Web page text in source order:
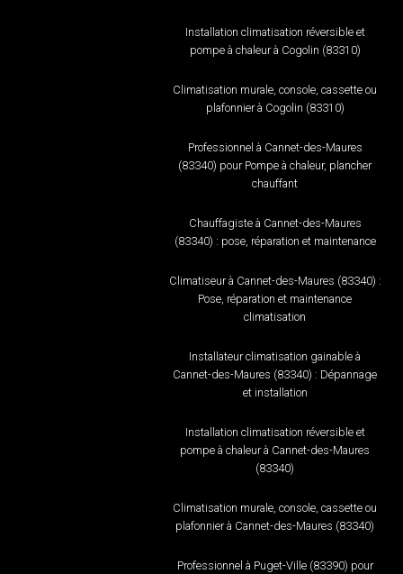
Installation climatisation réversible et
pompe à chaleur à Cogolin (83310)
Climatisation murale, console, cassette ou
plafonnier à Cogolin (83310)
Professionnel à Cannet-des-Maures
(83340) pour Pompe à chaleur, plancher
chauffant
Chauffagiste à Cannet-des-Maures
(83340) : pose, réparation et maintenance
Climatiseur à Cannet-des-Maures (83340) :
Pose, réparation et maintenance
climatisation
Installateur climatisation gainable à
Cannet-des-Maures (83340) : Dépannage
et installation
Installation climatisation réversible et
pompe à chaleur à Cannet-des-Maures
(83340)
Climatisation murale, console, cassette ou
plafonnier à Cannet-des-Maures (83340)
Professionnel à Puget-Ville (83390) pour